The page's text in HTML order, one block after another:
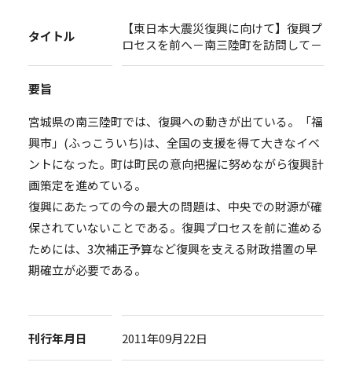
タイトル
【東日本大震災復興に向けて】復興プ
ロセスを前へ－南三陸町を訪問して－
要旨
宮城県の南三陸町では、復興への動きが出ている。「福
興市」(ふっこういち)は、全国の支援を得て大きなイベ
ントになった。町は町民の意向把握に努めながら復興計
画策定を進めている。
復興にあたっての今の最大の問題は、中央での財源が確
保されていないことである。復興プロセスを前に進める
ためには、3次補正予算など復興を支える財政措置の早
期確立が必要である。
刊行年月日 2011年09月22日